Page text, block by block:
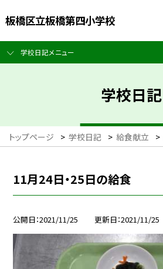
板橋区立板橋第四小学校
学校日記メニュー
学校日記
トップページ > 学校日記 > 給食献立 >
11月24日・25日の給食
公開日 2021/11/25 更新日 2021/11/25